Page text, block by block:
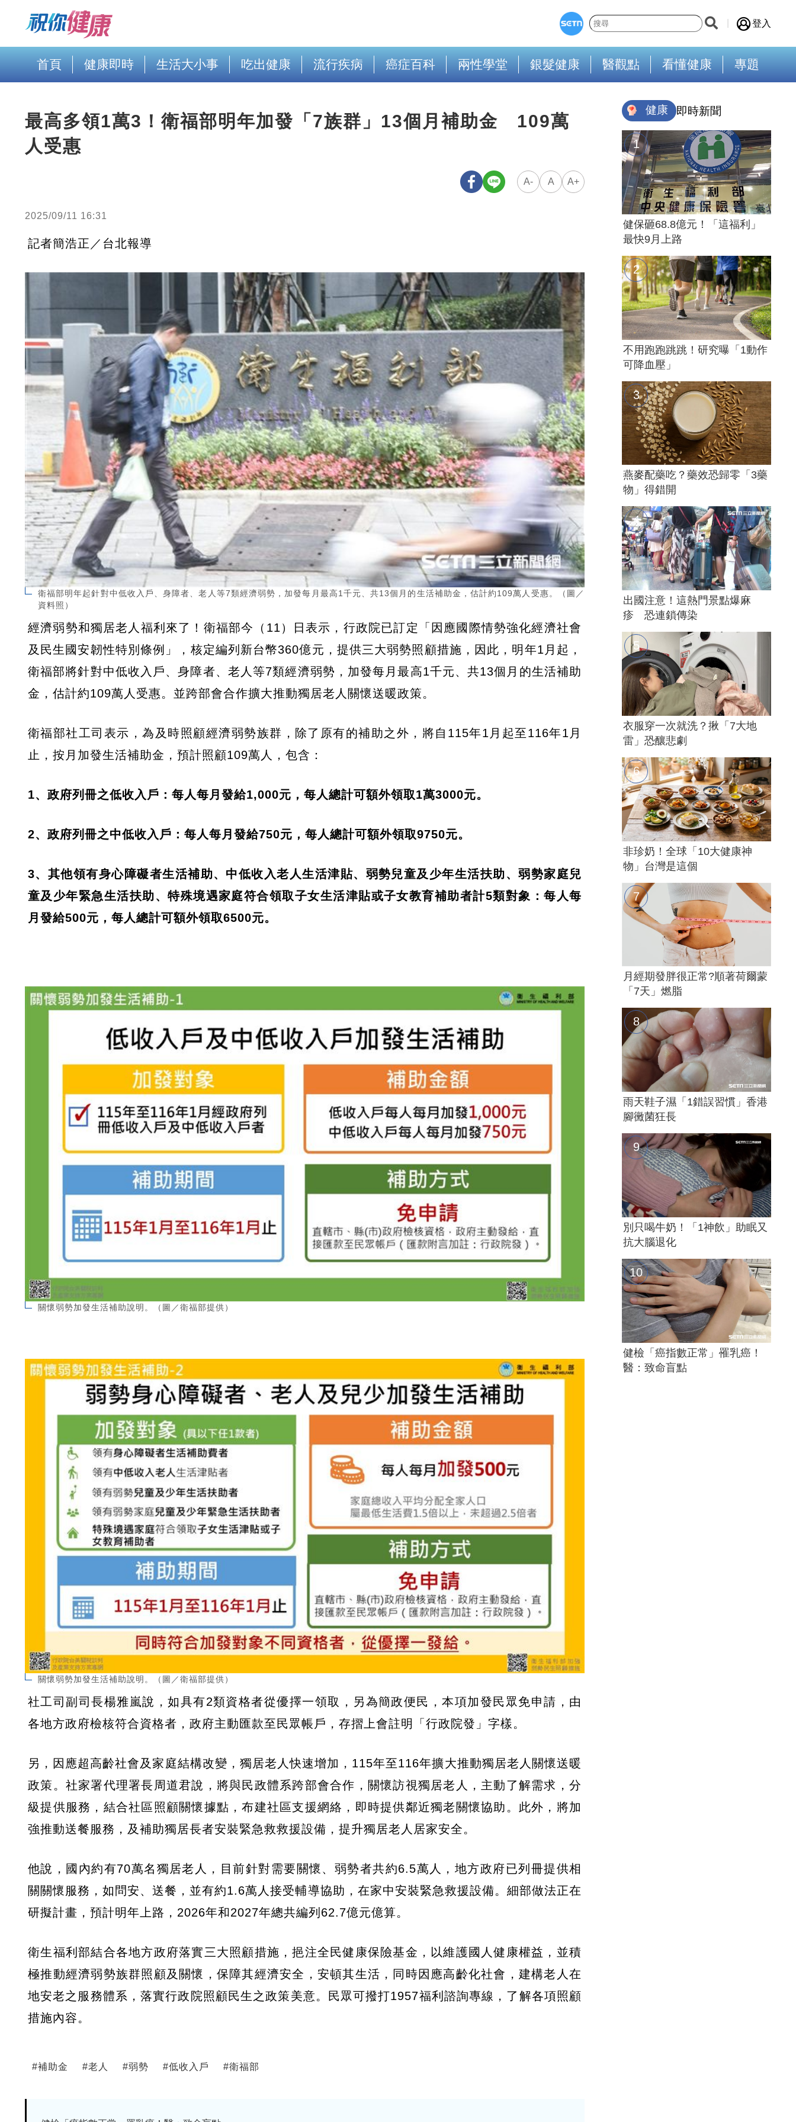
登入
首頁 健康即時 生活大小事 吃出健康 流行疾病 癌症百科 兩性學堂 銀髮健康 醫觀點 看懂健康 專題
最高多領1萬3！衛福部明年加發「7族群」13個月補助金 109萬
人受惠
A- A A+
2025/09/11 16:31
記者簡浩正／台北報導
衛福部明年起針對中低收入戶、身障者、老人等7類經濟弱勢，加發每月最高1千元、共13個月的生活補助金，估計約109萬人受惠。（圖／
資料照）
經濟弱勢和獨居老人福利來了！衛福部今（11）日表示，行政院已訂定「因應國際情勢強化經濟社會
及民生國安韌性特別條例」，核定編列新台幣360億元，提供三大弱勢照顧措施，因此，明年1月起，
衛福部將針對中低收入戶、身障者、老人等7類經濟弱勢，加發每月最高1千元、共13個月的生活補助
金，估計約109萬人受惠。並跨部會合作擴大推動獨居老人關懷送暖政策。
衛福部社工司表示，為及時照顧經濟弱勢族群，除了原有的補助之外，將自115年1月起至116年1月
止，按月加發生活補助金，預計照顧109萬人，包含：
1、政府列冊之低收入戶：每人每月發給1,000元，每人總計可額外領取1萬3000元。
2、政府列冊之中低收入戶：每人每月發給750元，每人總計可額外領取9750元。
3、其他領有身心障礙者生活補助、中低收入老人生活津貼、弱勢兒童及少年生活扶助、弱勢家庭兒
童及少年緊急生活扶助、特殊境遇家庭符合領取子女生活津貼或子女教育補助者計5類對象：每人每
月發給500元，每人總計可額外領取6500元。
關懷弱勢加發生活補助說明。（圖／衛福部提供）
關懷弱勢加發生活補助說明。（圖／衛福部提供）
社工司副司長楊雅嵐說，如具有2類資格者從優擇一領取，另為簡政便民，本項加發民眾免申請，由
各地方政府檢核符合資格者，政府主動匯款至民眾帳戶，存摺上會註明「行政院發」字樣。
另，因應超高齡社會及家庭結構改變，獨居老人快速增加，115年至116年擴大推動獨居老人關懷送暖
政策。社家署代理署長周道君說，將與民政體系跨部會合作，關懷訪視獨居老人，主動了解需求，分
級提供服務，結合社區照顧關懷據點，布建社區支援網絡，即時提供鄰近獨老關懷協助。此外，將加
強推動送餐服務，及補助獨居長者安裝緊急救救援設備，提升獨居老人居家安全。
他說，國內約有70萬名獨居老人，目前針對需要關懷、弱勢者共約6.5萬人，地方政府已列冊提供相
關關懷服務，如問安、送餐，並有約1.6萬人接受輔導協助，在家中安裝緊急救援設備。細部做法正在
研擬計畫，預計明年上路，2026年和2027年總共編列62.7億元億算。
衛生福利部結合各地方政府落實三大照顧措施，挹注全民健康保險基金，以維護國人健康權益，並積
極推動經濟弱勢族群照顧及關懷，保障其經濟安全，安頓其生活，同時因應高齡化社會，建構老人在
地安老之服務體系，落實行政院照顧民生之政策美意。民眾可撥打1957福利諮詢專線，了解各項照顧
措施內容。
#補助金 #老人 #弱勢 #低收入戶 #衛福部
健康 即時新聞
健保砸68.8億元！「這福利」
最快9月上路
不用跑跑跳跳！研究曝「1動作
可降血壓」
燕麥配藥吃？藥效恐歸零「3藥
物」得錯開
出國注意！這熱門景點爆麻
疹 恐連鎖傳染
衣服穿一次就洗？揪「7大地
雷」恐釀悲劇
非珍奶！全球「10大健康神
物」台灣是這個
月經期發胖很正常?順著荷爾蒙
「7天」燃脂
雨天鞋子濕「1錯誤習慣」香港
腳黴菌狂長
別只喝牛奶！「1神飲」助眠又
抗大腦退化
健檢「癌指數正常」罹乳癌！
醫：致命盲點